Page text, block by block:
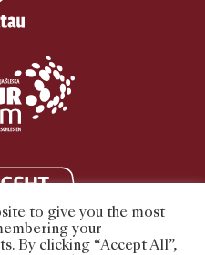
to give you the most
your
By clicking “Accept All”,